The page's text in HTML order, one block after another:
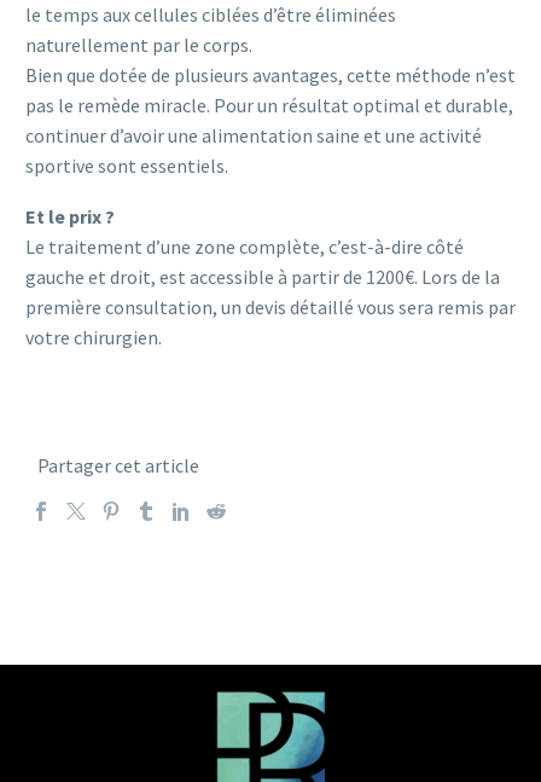
le temps aux cellules ciblées d’être éliminées
naturellement par le corps.
Bien que dotée de plusieurs avantages, cette méthode n’est
pas le remède miracle. Pour un résultat optimal et durable,
continuer d’avoir une alimentation saine et une activité
sportive sont essentiels.
Et le prix ?
Le traitement d’une zone complète, c’est-à-dire côté
gauche et droit, est accessible à partir de 1200€. Lors de la
première consultation, un devis détaillé vous sera remis par
votre chirurgien.
Partager cet article